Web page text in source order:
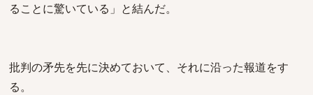
ることに驚いている」と結んだ。
批判の矛先を先に決めておいて、それに沿った報道をす
る。